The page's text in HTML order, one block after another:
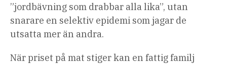
”jordbävning som drabbar alla lika”, utan
snarare en selektiv epidemi som jagar de
utsatta mer än andra.
När priset på mat stiger kan en fattig familj